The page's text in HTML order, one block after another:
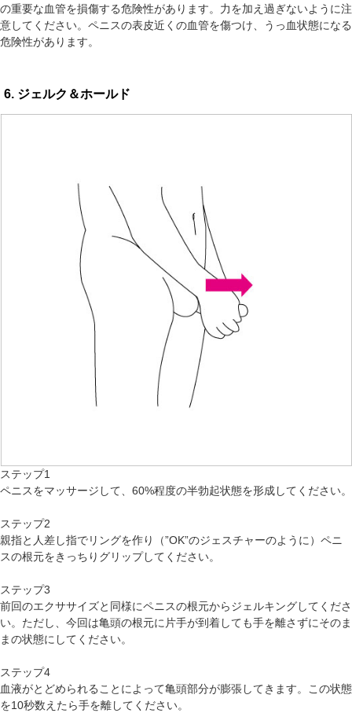
の重要な血管を損傷する危険性があります。力を加え過ぎないように注
意してください。ペニスの表皮近くの血管を傷つけ、うっ血状態になる
危険性があります。
6. ジェルク＆ホールド
ステップ1
ペニスをマッサージして、60%程度の半勃起状態を形成してください。
ステップ2
親指と人差し指でリングを作り（”OK”のジェスチャーのように）ペニ
スの根元をきっちりグリップしてください。
ステップ3
前回のエクササイズと同様にペニスの根元からジェルキングしてくださ
い。ただし、今回は亀頭の根元に片手が到着しても手を離さずにそのま
まの状態にしてください。
ステップ4
血液がとどめられることによって亀頭部分が膨張してきます。この状態
を10秒数えたら手を離してください。